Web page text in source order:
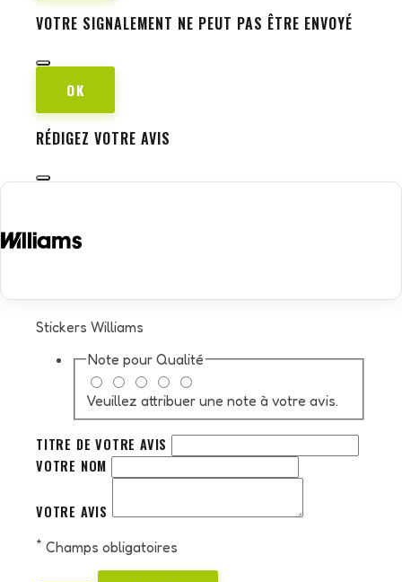
VOTRE SIGNALEMENT NE PEUT PAS ÊTRE ENVOYÉ
OK
RÉDIGEZ VOTRE AVIS
Stickers Williams
Note pour Qualité
Veuillez attribuer une note à votre avis.
TITRE DE VOTRE AVIS
VOTRE NOM
VOTRE AVIS
* Champs obligatoires